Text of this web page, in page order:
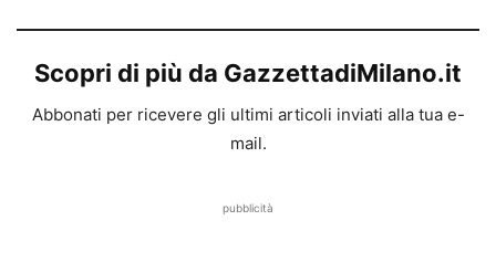
Scopri di più da GazzettadiMilano.it
Abbonati per ricevere gli ultimi articoli inviati alla tua e-
mail.
pubblicità